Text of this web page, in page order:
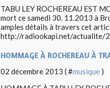
TABU LEY ROCHEREAU EST
mort ce samedi 30. 11.2013 à
amples détails à travers cet
http://radiookapi.net/actualite/
HOMMAGE À ROCHEREAU À
02 décembre 2013 ( #musique )